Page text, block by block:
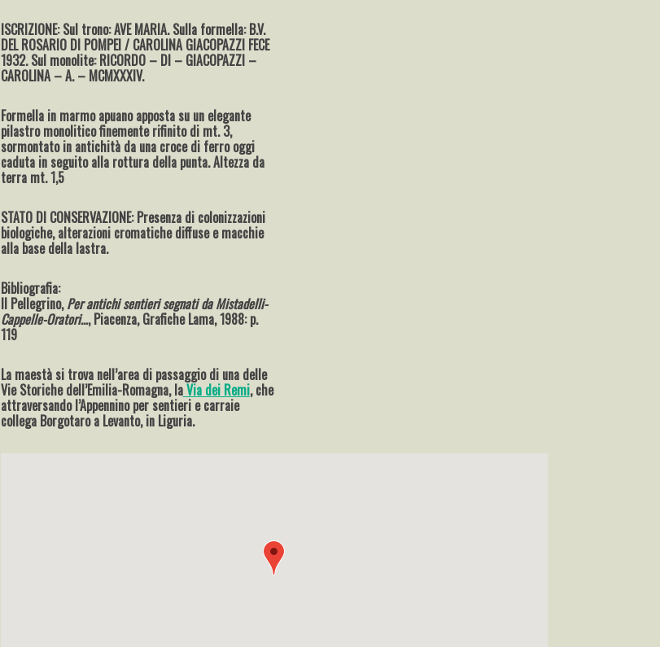
ISCRIZIONE: Sul trono: AVE MARIA. Sulla formella: B.V.
DEL ROSARIO DI POMPEI / CAROLINA GIACOPAZZI FECE
1932. Sul monolite: RICORDO – DI – GIACOPAZZI –
CAROLINA – A. – MCMXXXIV.
Formella in marmo apuano apposta su un elegante
pilastro monolitico finemente rifinito di mt. 3,
sormontato in antichità da una croce di ferro oggi
caduta in seguito alla rottura della punta. Altezza da
terra mt. 1,5
STATO DI CONSERVAZIONE: Presenza di colonizzazioni
biologiche, alterazioni cromatiche diffuse e macchie
alla base della lastra.
Bibliografia:
Il Pellegrino,Per antichi sentieri segnati da Mistadelli-
Cappelle-Oratori…, Piacenza, Grafiche Lama, 1988: p.
119
La maestà si trova nell’area di passaggio di una delle
Vie Storiche dell’Emilia-Romagna, laVia dei Remi, che
attraversando l’Appennino per sentieri e carraie
collega Borgotaro a Levanto, in Liguria.